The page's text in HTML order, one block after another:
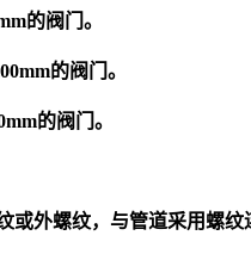
的阀门 。
的阀门 。
的阀门 。
或外螺纹，与管道采用螺纹